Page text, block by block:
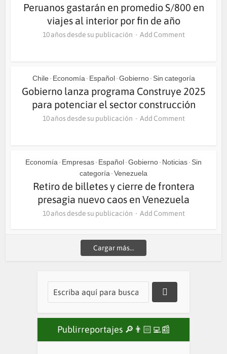
Peruanos gastarán en promedio S/800 en
viajes al interior por fin de año
10 años desde su publicación Add Comment
Chile • Economía • Español • Gobierno • Sin categoría
Gobierno lanza programa Construye 2025
para potenciar el sector construcción
10 años desde su publicación Add Comment
Economía • Empresas • Español • Gobierno • Noticias • Sin
categoría • Venezuela
Retiro de billetes y cierre de frontera
presagia nuevo caos en Venezuela
10 años desde su publicación Add Comment
Cargar más...
Publirreportajes 🔎👨🏻‍💻📰